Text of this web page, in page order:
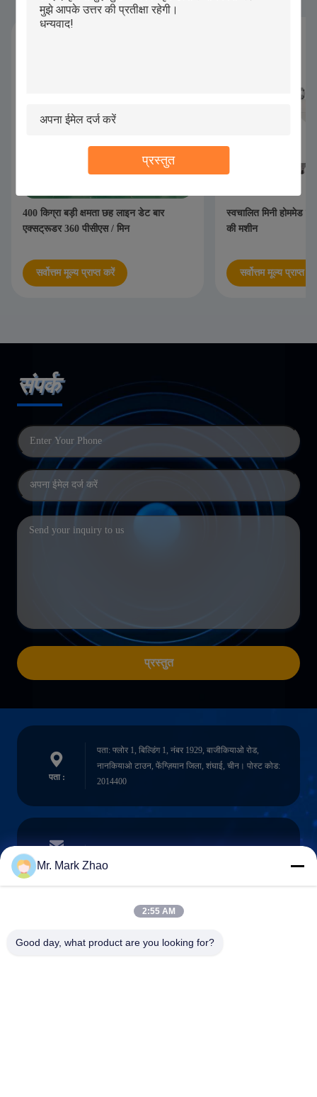
प्रस्तुत
400 किग्रा बड़ी क्षमता छह लाइन डेट बार
एक्सट्रूडर 360 पीसीएस / मिन
सर्वोत्तम मूल्य प्राप्त करें
स्वचालित मिनी होममेड
की मशीन
सर्वोत्तम मूल्य प्राप्त
संपर्क
प्रस्तुत
पता :
पता: फ्लोर 1, बिल्डिंग 1, नंबर 1929, बाजीकियाओ रोड,
नानकियाओ टाउन, फेंग्ज़ियान जिला, शंघाई, चीन। पोस्ट कोड:
2014400
ईमेल
फ़ोन :
Mr. Mark Zhao
2:55 AM
Good day, what product are you looking for?